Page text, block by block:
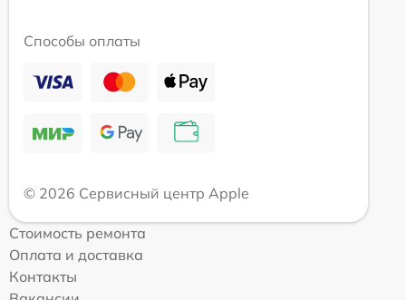
Способы оплаты
© 2026 Сервисный центр Apple
Стоимость ремонта
Оплата и доставка
Контакты